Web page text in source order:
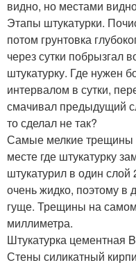
видно, но местами
Этапы штукатурки.
потом грунтовка
через сутки побрызгал
штукатурку. Где нужен
интервалом в сутки,
смачивал предыдущий
то сделал не так?
Самые мелкие трещины
месте где штукатурку
штукатурил в один слой
очень жидко, поэтому в
гуще. Трещины на
миллиметра.
Штукатурка цементная
Стены силикатный